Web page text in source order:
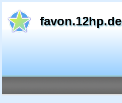
favon.12hp.de